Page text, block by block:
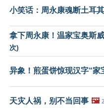
小笑话：周永康魂断土耳其
拿下周永康！温家宝奥斯
次)
异象！煎蛋饼惊现汉字“家
天灾人祸，别不当回事 🖼️